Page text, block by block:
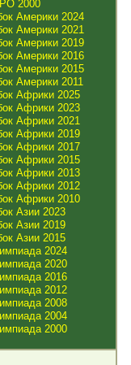
2000
Америки 2024
Америки 2021
Америки 2019
Америки 2016
Америки 2015
Америки 2011
Африки 2025
Африки 2023
Африки 2021
Африки 2019
Африки 2017
Африки 2015
Африки 2013
Африки 2012
Африки 2010
Азии 2023
Азии 2019
Азии 2015
2024
2020
2016
2012
2008
2004
2000